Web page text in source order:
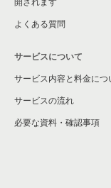
開されます
よくある質問
サービスについて
サービス内容と料金につ
サービスの流れ
必要な資料・確認事項